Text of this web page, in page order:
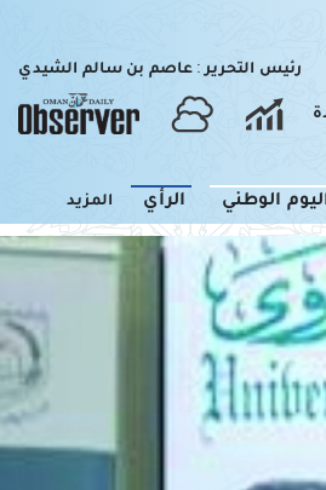
رئيس التحرير : عاصم بن سالم الشيدي
الوطني الرأي المزيد